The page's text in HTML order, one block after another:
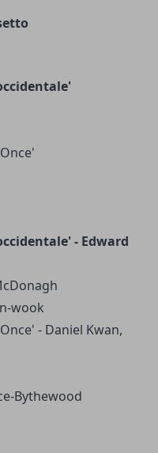
- Edward
wook
- Daniel Kwan,
Bythewood